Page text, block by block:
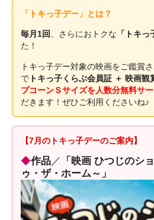
「トキっ子デー」とは？
毎月1回、さらにおトクな 「トキっ
た！
トキっ子デー対象の映画をご鑑賞
で トキっ子くらぶ会員証 ＋ 映画観
プコーンＳサイズを人数分無料サー
だきます！ぜひご利用くださいね♪
【7月のトキっ子デーのご案内】
◆作品／ 「映画 ひつじのシ
ゥ・ザ・ホーム～」